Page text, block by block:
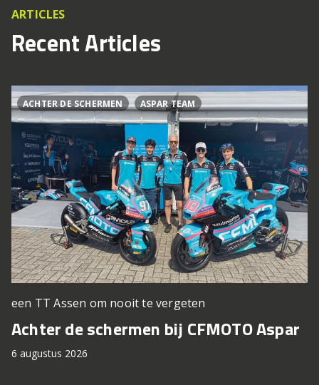
ARTICLES
Recent Articles
ACHTER DE SCHERMEN ASPAR TEAM
een TT Assen om nooit te vergeten
Achter de schermen bij CFMOTO Aspar
6 augustus 2026